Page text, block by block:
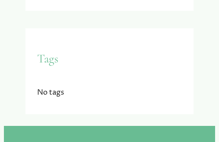
Tags
No tags